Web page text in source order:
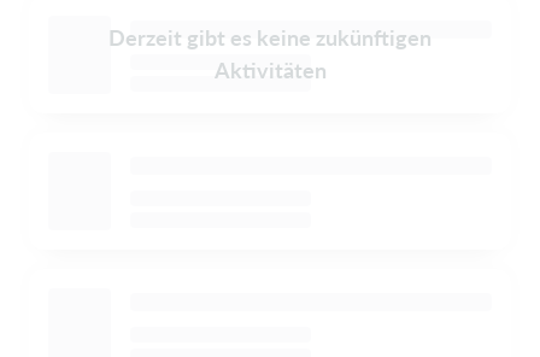
Derzeit gibt es keine zukünftigen
Aktivitäten